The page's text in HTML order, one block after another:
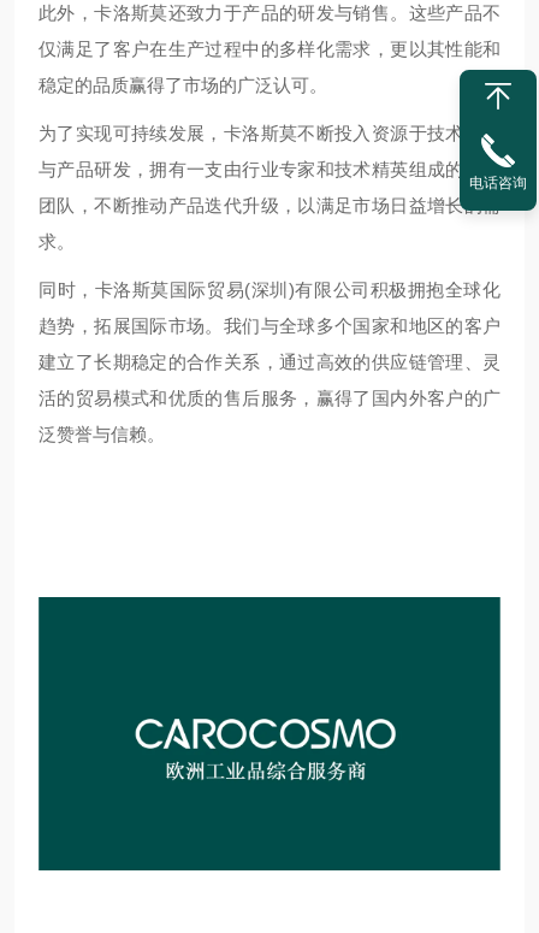
此外，卡洛斯莫还致力于产品的研发与销售。这些产品不
仅满足了客户在生产过程中的多样化需求，更以其性能和
稳定的品质赢得了市场的广泛认可。
为了实现可持续发展，卡洛斯莫不断投入资源于技术创新
与产品研发，拥有一支由行业专家和技术精英组成的精英
团队，不断推动产品迭代升级，以满足市场日益增长的需
求。
同时，卡洛斯莫国际贸易(深圳)有限公司积极拥抱全球化
趋势，拓展国际市场。我们与全球多个国家和地区的客户
建立了长期稳定的合作关系，通过高效的供应链管理、灵
活的贸易模式和优质的售后服务，赢得了国内外客户的广
泛赞誉与信赖。
电话咨询